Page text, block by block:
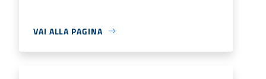
VAI ALLA PAGINA